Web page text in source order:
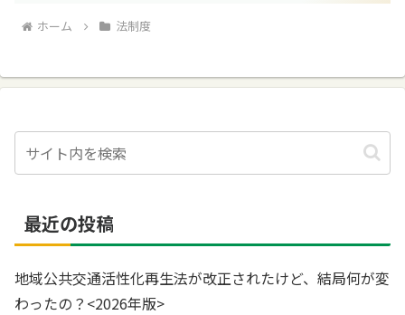
ホーム 法制度
最近の投稿
地域公共交通活性化再生法が改正されたけど、結局何が変
わったの？<2026年版>